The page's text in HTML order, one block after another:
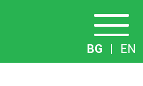
BG | EN